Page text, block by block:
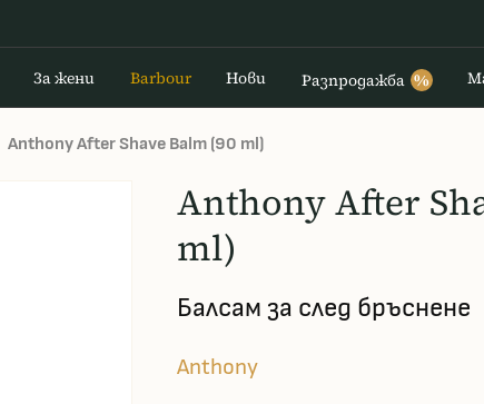
За жени Barbour Нови Разпродажба %
Anthony After Shave Balm (90 ml)
Anthony After
ml)
Балсам за след бръснене
Anthony